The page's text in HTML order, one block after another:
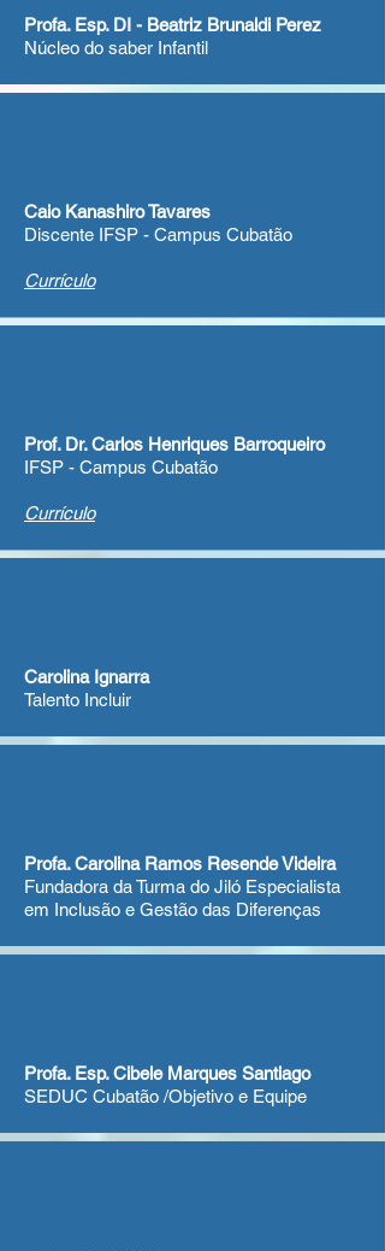
Profa. Esp. DI - Beatriz Brunaldi Perez
Núcleo do saber Infantil
Caio Kanashiro Tavares
Discente IFSP - Campus Cubatão
Currículo
Prof. Dr. Carlos Henriques Barroqueiro
IFSP - Campus Cubatão
Currículo
Carolina Ignarra
Talento Incluir
Profa. Carolina Ramos Resende Videira
Fundadora da Turma do Jiló Especialista
em Inclusão e Gestão das Diferenças
Profa. Esp. Cibele Marques Santiago
SEDUC Cubatão /Objetivo e Equipe